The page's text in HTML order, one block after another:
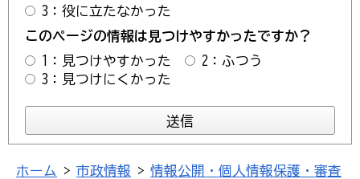
3：役に立たなかった
このページの情報は見つけやすかったですか？
1：見つけやすかった
2：ふつう
3：見つけにくかった
ホーム > 市政情報 > 情報公開・個人情報保護・審査